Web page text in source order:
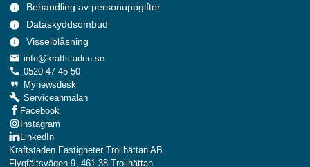
info
Behandling av personuppgifter
info
Dataskyddsombud
info
Visselblåsning
local_post_office info@kraftstaden.se
call 0520-47 45 50
format_quote Mynewsdesk
build Serviceanmälan
Facebook
Instagram
LinkedIn
Kraftstaden Fastigheter Trollhättan AB
Flygfältsvägen 9, 461 38 Trollhättan